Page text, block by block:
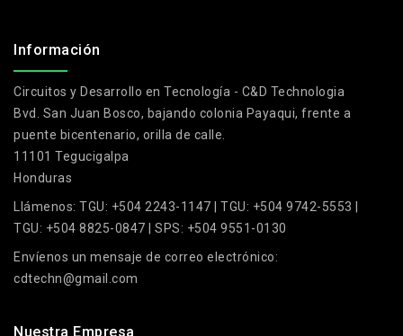
Información
Circuitos y Desarrollo en Tecnología - C&D Technologia
Bvd. San Juan Bosco, bajando colonia Payaqui, frente a
puente bicentenario, orilla de calle.
11101 Tegucigalpa
Honduras
Llámenos: TGU: +504 2243-1147 | TGU: +504 9742-5553 |
TGU: +504 8825-0847 | SPS: +504 9551-0130
Envíenos un mensaje de correo electrónico:
cdtechn@gmail.com
Nuestra Empresa